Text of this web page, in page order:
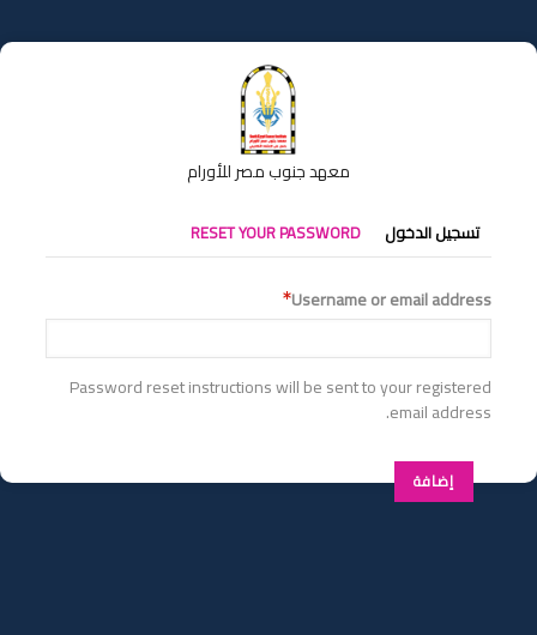
إلى
المحتوى
معهد جنوب مصر للأورام
التبويبات
الأساسية
تسجيل الدخول RESET YOUR PASSWORD
Username or email address
Password reset instructions will be sent to your registered
email address.